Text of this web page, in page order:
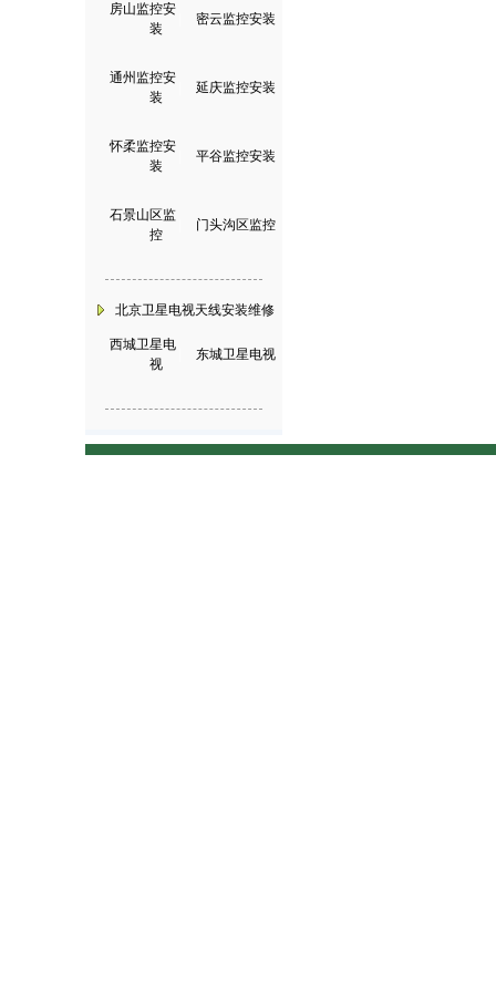
房山监控安
装
密云监控安装
通州监控安
装
延庆监控安装
怀柔监控安
装
平谷监控安装
石景山区监
控
门头沟区监控
北京卫星电视天线安装维修
西城卫星电
视
东城卫星电视